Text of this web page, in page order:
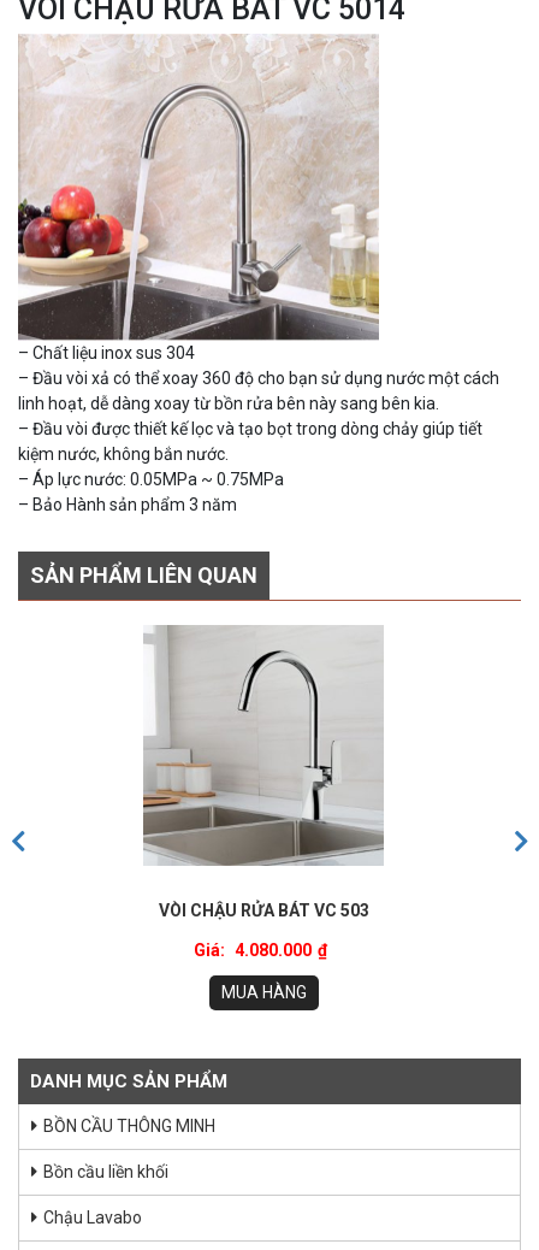
VÒI CHẬU RỬA BÁT VC 5014
– Chất liệu inox sus 304
– Đầu vòi xả có thể xoay 360 độ cho bạn sử dụng nước một cách
linh hoạt, dễ dàng xoay từ bồn rửa bên này sang bên kia.
– Đầu vòi được thiết kế lọc và tạo bọt trong dòng chảy giúp tiết
kiệm nước, không bắn nước.
– Áp lực nước: 0.05MPa ~ 0.75MPa
– Bảo Hành sản phẩm 3 năm
SẢN PHẨM LIÊN QUAN
VÒI CHẬU RỬA BÁT VC 503
Giá: 4.080.000 ₫
MUA HÀNG
DANH MỤC SẢN PHẨM
BỒN CẦU THÔNG MINH
Bồn cầu liền khối
Chậu Lavabo